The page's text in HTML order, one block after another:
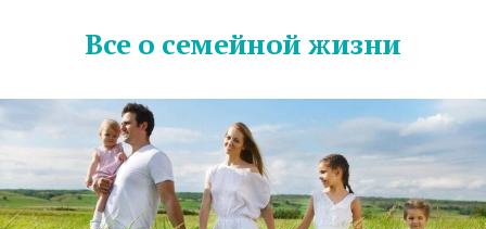
Все о семейной жизни